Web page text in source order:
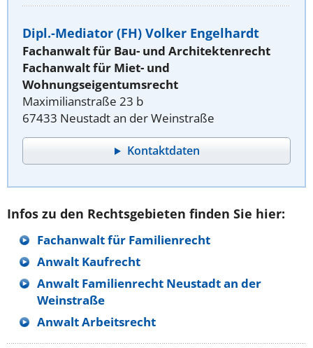
Dipl.-Mediator (FH) Volker Engelhardt
Fachanwalt für Bau- und Architektenrecht
Fachanwalt für Miet- und
Wohnungseigentumsrecht
Maximilianstraße 23 b
67433 Neustadt an der Weinstraße
Kontaktdaten
Infos zu den Rechtsgebieten finden Sie hier:
Fachanwalt für Familienrecht
Anwalt Kaufrecht
Anwalt Familienrecht Neustadt an der
Weinstraße
Anwalt Arbeitsrecht